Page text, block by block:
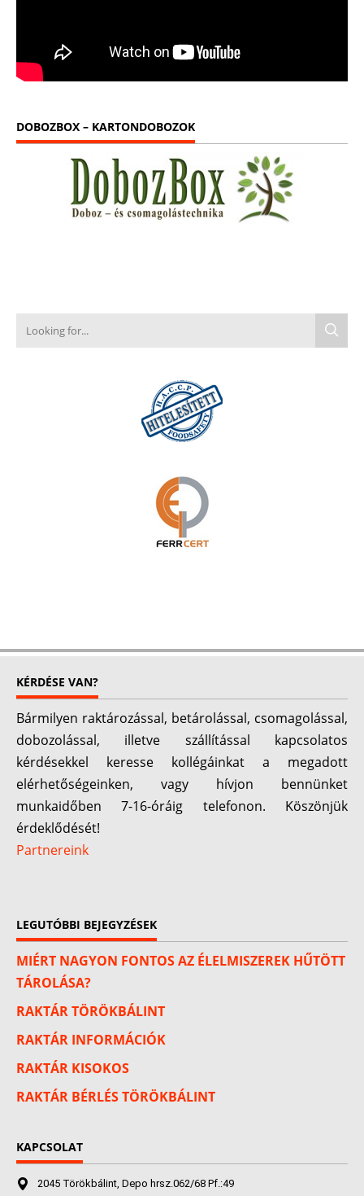
DOBOZBOX – KARTONDOBOZOK
KÉRDÉSE VAN?
Bármilyen raktározással, betárolással, csomagolással,
dobozolással, illetve szállítással kapcsolatos
kérdésekkel keresse kollégáinkat a megadott
elérhetőségeinken, vagy hívjon bennünket
munkaidőben 7-16-óráig telefonon. Köszönjük
érdeklődését!
Partnereink
LEGUTÓBBI BEJEGYZÉSEK
MIÉRT NAGYON FONTOS AZ ÉLELMISZEREK HŰTÖTT
TÁROLÁSA?
RAKTÁR TÖRÖKBÁLINT
RAKTÁR INFORMÁCIÓK
RAKTÁR KISOKOS
RAKTÁR BÉRLÉS TÖRÖKBÁLINT
KAPCSOLAT
2045 Törökbálint, Depo hrsz.062/68 Pf.:49